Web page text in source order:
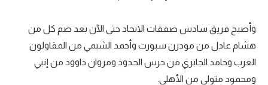
وأصبح فريق سادس صفقات الاتحاد حتى الآن بعد ضم كل من
هشام عادل من مودرن سبورت وأحمد الشيمي من المقاولون
العرب وحامد الجابري من حرس الحدود ومروان داوود من إنبي
ومحمود متولي من الأهلي.